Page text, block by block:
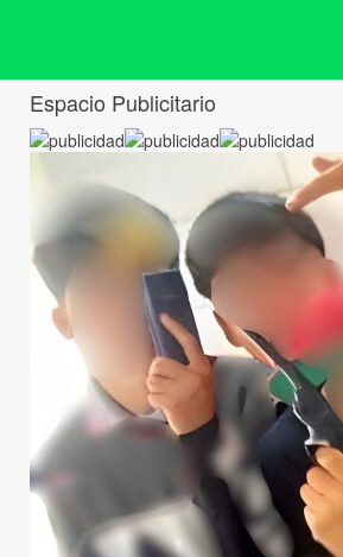
Espacio Publicitario